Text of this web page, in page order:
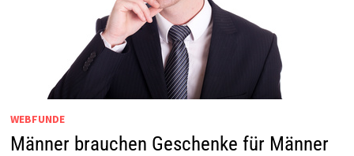
WEBFUNDE
Männer brauchen Geschenke für Männer